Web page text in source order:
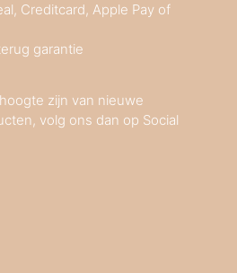
Creditcard, Apple Pay of
garantie
zijn van nieuwe
volg ons dan op Social